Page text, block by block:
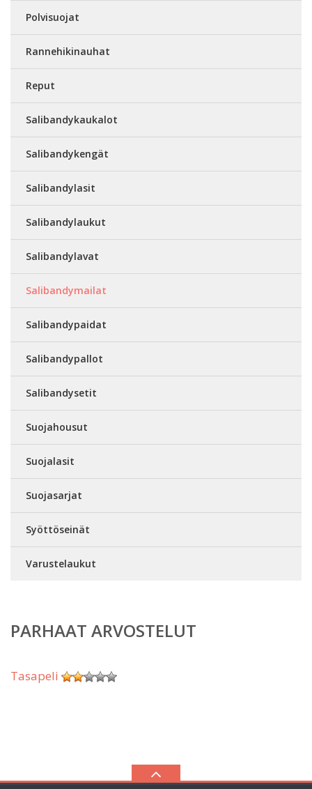
Polvisuojat
Rannehikinauhat
Reput
Salibandykaukalot
Salibandykengät
Salibandylasit
Salibandylaukut
Salibandylavat
Salibandymailat
Salibandypaidat
Salibandypallot
Salibandysetit
Suojahousut
Suojalasit
Suojasarjat
Syöttöseinät
Varustelaukut
PARHAAT ARVOSTELUT
Tasapeli